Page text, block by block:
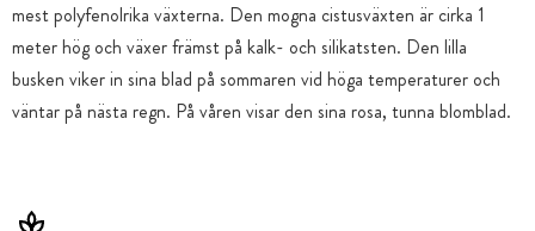
mest polyfenolrika växterna. Den mogna cistusväxten är cirka 1
meter hög och växer främst på kalk- och silikatsten. Den lilla
busken viker in sina blad på sommaren vid höga temperaturer och
väntar på nästa regn. På våren visar den sina rosa, tunna blomblad.